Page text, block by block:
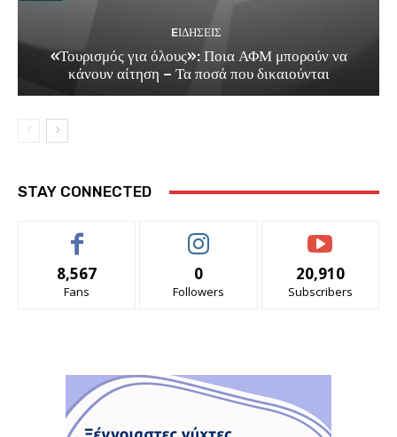
EΙΔΗΣΕΙΣ
«Τουρισμός για όλους»: Ποια ΑΦΜ μπορούν να
κάνουν αίτηση – Τα ποσά που δικαιούνται
STAY CONNECTED
8,567
Fans
0
Followers
20,910
Subscribers